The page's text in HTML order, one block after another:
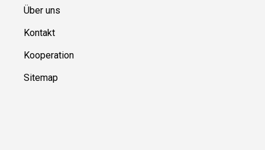
Über uns
Kontakt
Kooperation
Sitemap